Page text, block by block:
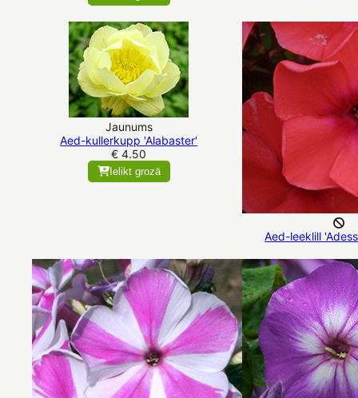
Jaunums
Aed-kullerkupp 'Alabaster'
€ 4.50
Ielikt grozā
Aed-leeklill